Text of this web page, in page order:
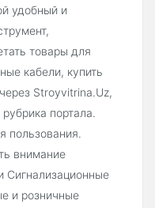
удобный и
товары для
кабели, купить
Stroyvitrina.Uz,
портала.
пользования.
внимание
Сигнализационные
и розничные